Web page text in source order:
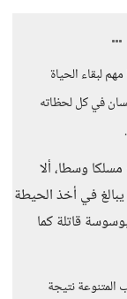
لبقاء الحياة
في كل لحظاته
وسطا، ألا
في أخذ الحيطة
قاتلة كما
المتنوعة نتيجة